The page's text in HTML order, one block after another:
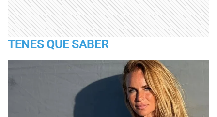
TENES QUE SABER